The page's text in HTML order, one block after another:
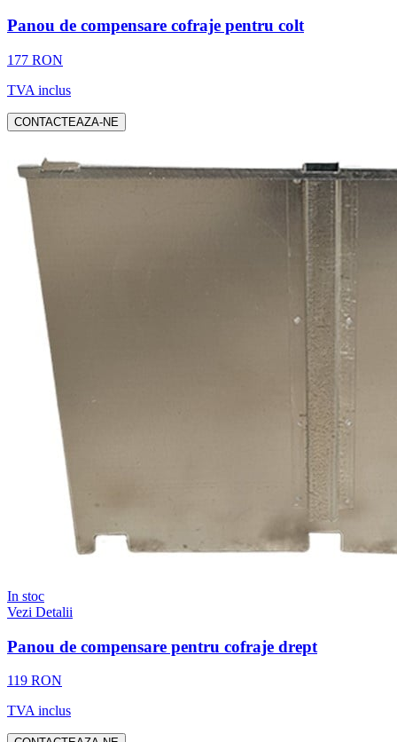
Panou de compensare cofraje pentru colt
177 RON
TVA inclus
CONTACTEAZA-NE
In stoc
Vezi Detalii
Panou de compensare pentru cofraje drept
119 RON
TVA inclus